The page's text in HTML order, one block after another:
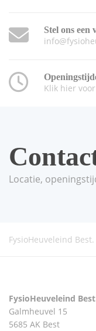
Stel ons een
Klik hier
Locatie,
FysioHeuveleind Best.
FysioHeuveleind Best
Galmheuvel 15
5685 AK Best